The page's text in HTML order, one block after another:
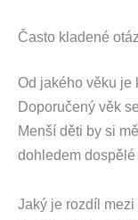
Často kladené
Od jakého věku je
Doporučený věk
Menší děti by si
dohledem dospělé
Jaký je rozdíl